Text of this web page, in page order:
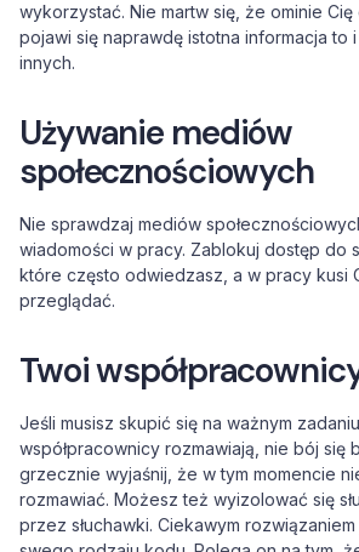
wykorzystać. Nie martw się, że ominie
pojawi się naprawdę istotna informacja to
innych.
Używanie mediów
społecznościowych
Nie sprawdzaj mediów
wiadomości w pracy. Zablokuj dostęp do
które często odwiedzasz, a w pracy kusi
przeglądać.
Twoi
Jeśli musisz skupić się na ważnym
współpracownicy rozmawiają, nie bój się
grzecznie wyjaśnij, że w tym momencie
rozmawiać. Możesz też wyizolować się
przez słuchawki. Ciekawym